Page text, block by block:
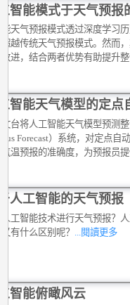
智能模式于天气预报
天气预报模式透过深度学习
越传统天气预报模式。然而
进，结合两者优势有助提升整
智能天气模型的定点
台将人工智能天气模型预测
Forecast）系统，对定点
温预报的准确度，为预报员提
人工智能的天气预报
工智能技术进行天气预报？
有什么区别呢？ ...閱讀更多
智能俯瞰风云